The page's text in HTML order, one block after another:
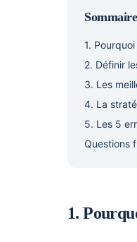
Sommaire
1.
2. Définir
3. Les
4. La
5. Les 5
Questions
1.